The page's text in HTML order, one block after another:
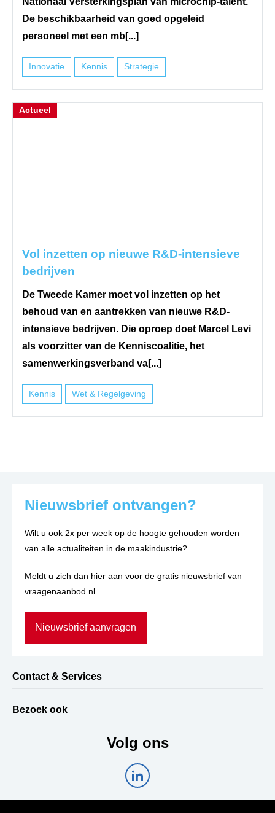
De beschikbaarheid van goed opgeleid
personeel met een mb[...]
Innovatie Kennis Strategie
Actueel
Vol inzetten op nieuwe R&D-intensieve
bedrijven
De Tweede Kamer moet vol inzetten op het
behoud van en aantrekken van nieuwe R&D-
intensieve bedrijven. Die oproep doet Marcel Levi
als voorzitter van de Kenniscoalitie, het
samenwerkingsverband va[...]
Kennis Wet & Regelgeving
Nieuwsbrief ontvangen?
Wilt u ook 2x per week op de hoogte gehouden worden
van alle actualiteiten in de maakindustrie?
Meldt u zich dan hier aan voor de gratis nieuwsbrief van
vraagenaanbod.nl
Nieuwsbrief aanvragen
Contact & Services
Bezoek ook
Volg ons